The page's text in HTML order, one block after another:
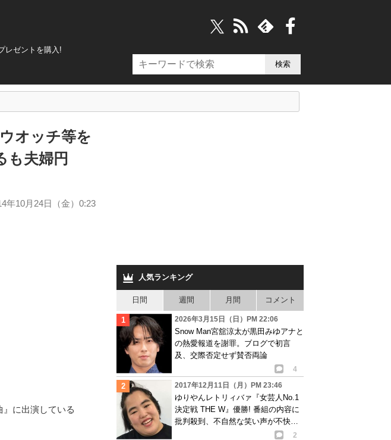
レゼントを購入!
オッチ等を
も夫婦円
年10月24日（金）0:23
に出演している
人気ランキング
日間 週間 月間 コメント
2026年3月15日（日）PM 22:06
Snow Man宮舘涼太が黒田みゆアナと
の熱愛報道を謝罪。ブログで初言
及、交際否定せず賛否両論
4
2017年12月11日（月）PM 23:46
ゆりやんレトリィバァ『女芸人No.1
決定戦 THE W』優勝! 番組の内容に
批判殺到、不自然な笑い声が不快の
2